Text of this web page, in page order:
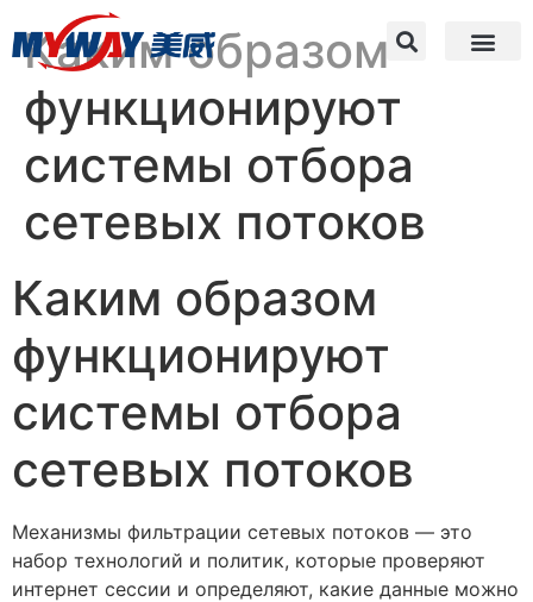
Каким образом
функционируют
системы отбора
сетевых потоков
Каким образом
функционируют
системы отбора
сетевых потоков
Механизмы фильтрации сетевых потоков — это
набор технологий и политик, которые проверяют
интернет сессии и определяют, какие данные можно